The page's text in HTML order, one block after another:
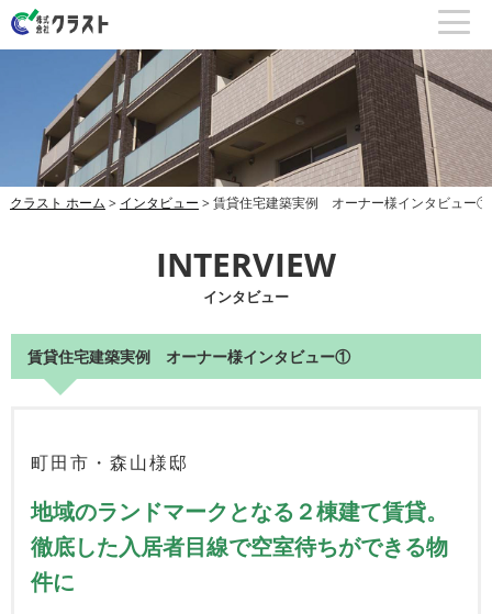
クラスト ホーム > インタビュー > 賃貸住宅建築実例 オーナー様インタビュー①
INTERVIEW
インタビュー
賃貸住宅建築実例 オーナー様インタビュー①
町田市・森山様邸
地域のランドマークとなる２棟建て賃貸。
徹底した入居者目線で空室待ちができる物
件に